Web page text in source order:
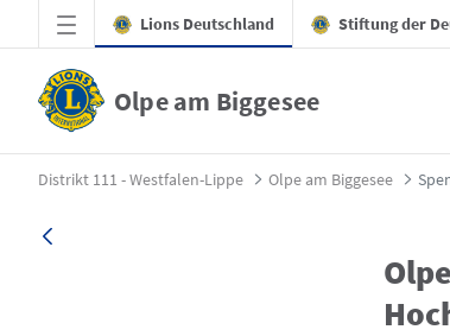
Zum Hauptinhalt springen
Lions Deutschland Stiftung der
Olpe am Biggesee
Spende Olper Lions - Olpe am
Distrikt 111 - Westfalen-Lippe Olpe am Biggesee